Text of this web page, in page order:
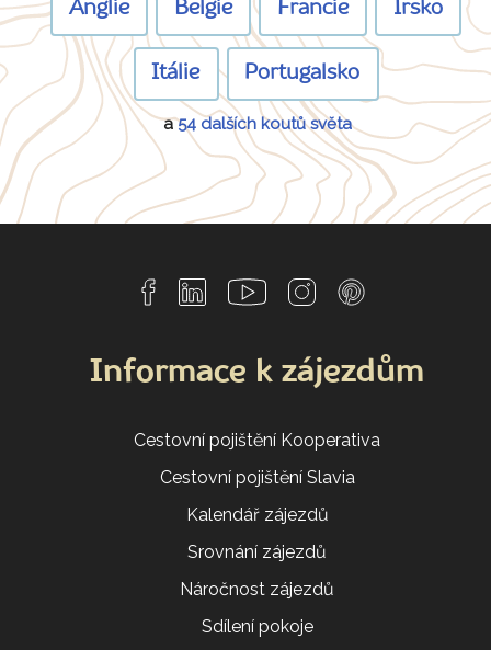
Anglie Belgie Francie Irsko
Itálie Portugalsko
a54 dalších koutů světa
Informace k zájezdům
Cestovní pojištění Kooperativa
Cestovní pojištění Slavia
Kalendář zájezdů
Srovnání zájezdů
Náročnost zájezdů
Sdílení pokoje